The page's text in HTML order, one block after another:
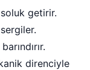
getirir.
direnciyle